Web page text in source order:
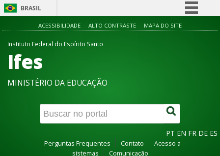
BRASIL
Simplifique!
Canais
ACESSIBILIDADE ALTO CONTRASTE MAPA DO SITE
Instituto Federal do Espírito Santo
Ifes
MINISTÉRIO DA EDUCAÇÃO
PT EN FR DE ES
Perguntas Frequentes Contato
Acesso a
sistemas
Comunicação